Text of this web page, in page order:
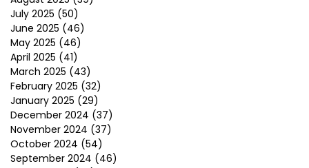
July 2025 (50)
June 2025 (46)
May 2025 (46)
April 2025 (41)
March 2025 (43)
February 2025 (32)
January 2025 (29)
December 2024 (37)
November 2024 (37)
October 2024 (54)
September 2024 (46)